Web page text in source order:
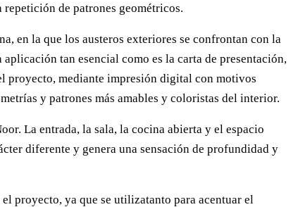
de patrones geométricos.
en la que los austeros exteriores se confrontan con la
aplicación tan esencial como es la carta de presentación,
proyecto, mediante impresión digital con motivos
y patrones más amables y coloristas del interior.
La entrada, la sala, la cocina abierta y el espacio
diferente y genera una sensación de profundidad y
proyecto, ya que se utilizatanto para acentuar el